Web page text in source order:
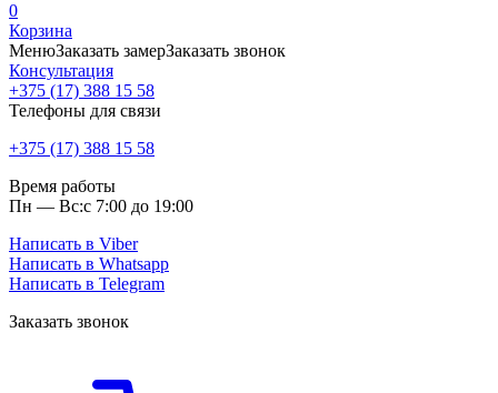
0
Корзина
МенюЗаказать замерЗаказать звонок
Консультация
+375 (17) 388 15 58
Телефоны для связи
+375 (17) 388 15 58
Время работы
Пн — Вс:с 7:00 до 19:00
Написать в Viber
Написать в Whatsapp
Написать в Telegram
Заказать звонок